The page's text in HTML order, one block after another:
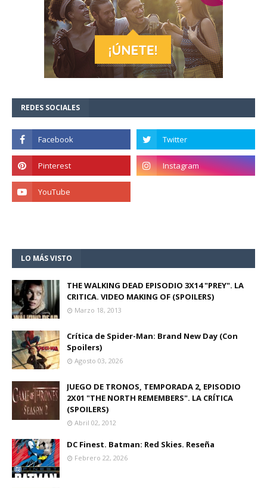
REDES SOCIALES
LO MÁS VISTO
THE WALKING DEAD EPISODIO 3X14 "PREY". LA
CRITICA. VIDEO MAKING OF (SPOILERS)
Marzo 18, 2013
Crítica de Spider-Man: Brand New Day (Con
Spoilers)
Agosto 03, 2026
JUEGO DE TRONOS, TEMPORADA 2, EPISODIO
2X01 "THE NORTH REMEMBERS". LA CRÍTICA
(SPOILERS)
Abril 02, 2012
DC Finest. Batman: Red Skies. Reseña
Febrero 22, 2026